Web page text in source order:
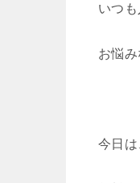
いつ
お悩
今日